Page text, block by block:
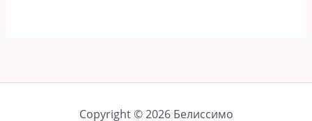
Copyright © 2026 Белиссимо